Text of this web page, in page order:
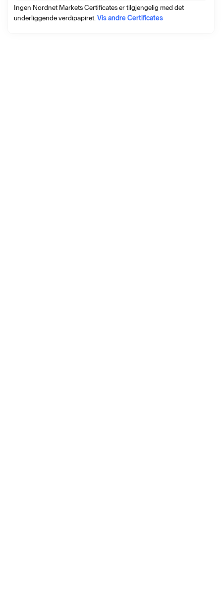
Ingen Nordnet Markets Certificates er tilgjengelig med det
underliggende verdipapiret.Vis andre Certificates